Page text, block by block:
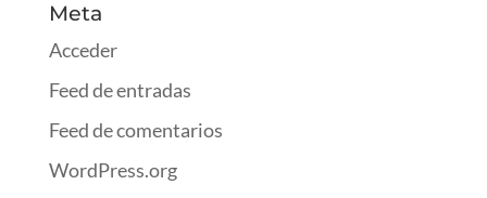
Meta
Acceder
Feed de entradas
Feed de comentarios
WordPress.org